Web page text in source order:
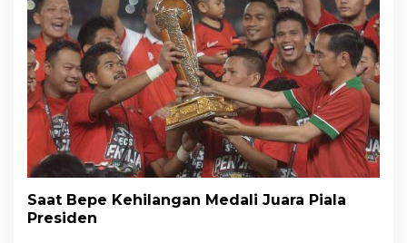
Saat Bepe Kehilangan Medali Juara Piala
Presiden